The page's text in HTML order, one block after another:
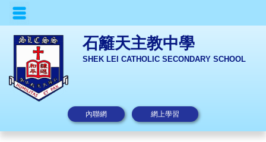
石籬天主教中學
SHEK LEI CATHOLIC SECONDARY SCHOOL
內聯網 網上學習